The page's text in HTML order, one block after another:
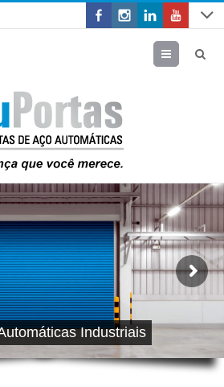
Menu
Industriais